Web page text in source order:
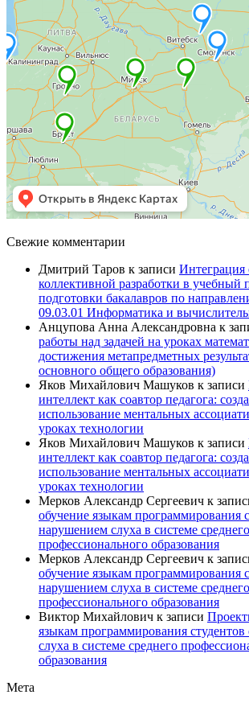
Свежие комментарии
Дмитрий Таров к записи Интеграция
коллективной разработки в учебный
подготовки бакалавров по
09.03.01 Информатика и
Анцупова Анна Александровна к
работы над задачей на уроках
достижения метапредметных
основного общего образования)
Яков Михайлович Машуков к записи
интеллект как соавтор педагога:
использование ментальных
уроках технологии
Яков Михайлович Машуков к записи
интеллект как соавтор педагога:
использование ментальных
уроках технологии
Мерков Александр Сергеевич к
обучение языкам программирования
нарушением слуха в системе среднего
профессионального образования
Мерков Александр Сергеевич к
обучение языкам программирования
нарушением слуха в системе среднего
профессионального образования
Виктор Михайлович к записи
языкам программирования
слуха в системе среднего
образования
Мета